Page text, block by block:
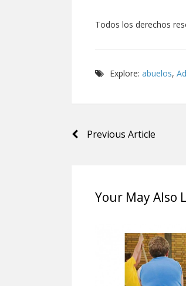
Todos los derechos
Explore: abuelos,
Navegación
Previous Article
Your May Also